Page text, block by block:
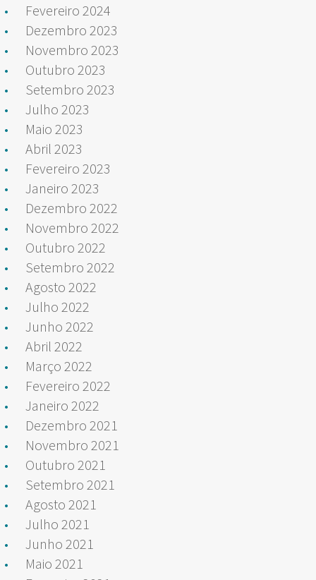
Fevereiro 2024
Dezembro 2023
Novembro 2023
Outubro 2023
Setembro 2023
Julho 2023
Maio 2023
Abril 2023
Fevereiro 2023
Janeiro 2023
Dezembro 2022
Novembro 2022
Outubro 2022
Setembro 2022
Agosto 2022
Julho 2022
Junho 2022
Abril 2022
Março 2022
Fevereiro 2022
Janeiro 2022
Dezembro 2021
Novembro 2021
Outubro 2021
Setembro 2021
Agosto 2021
Julho 2021
Junho 2021
Maio 2021